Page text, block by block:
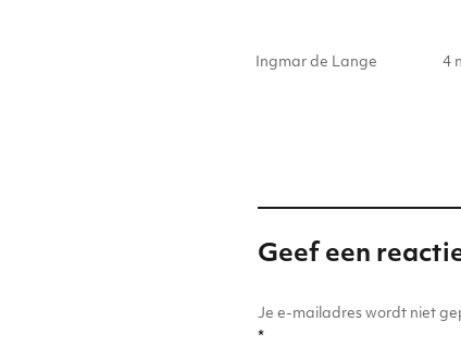
te e
e
k
Ingmar de Lange 4
Geef een
Je e-mailadres wordt niet
*